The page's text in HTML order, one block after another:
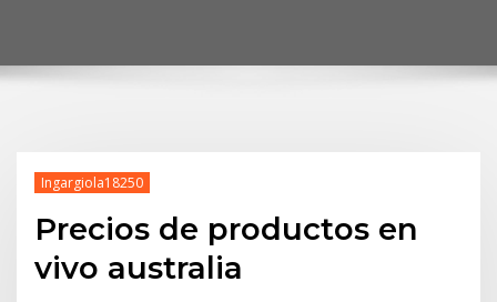
Ingargiola18250
Precios de productos en
vivo australia